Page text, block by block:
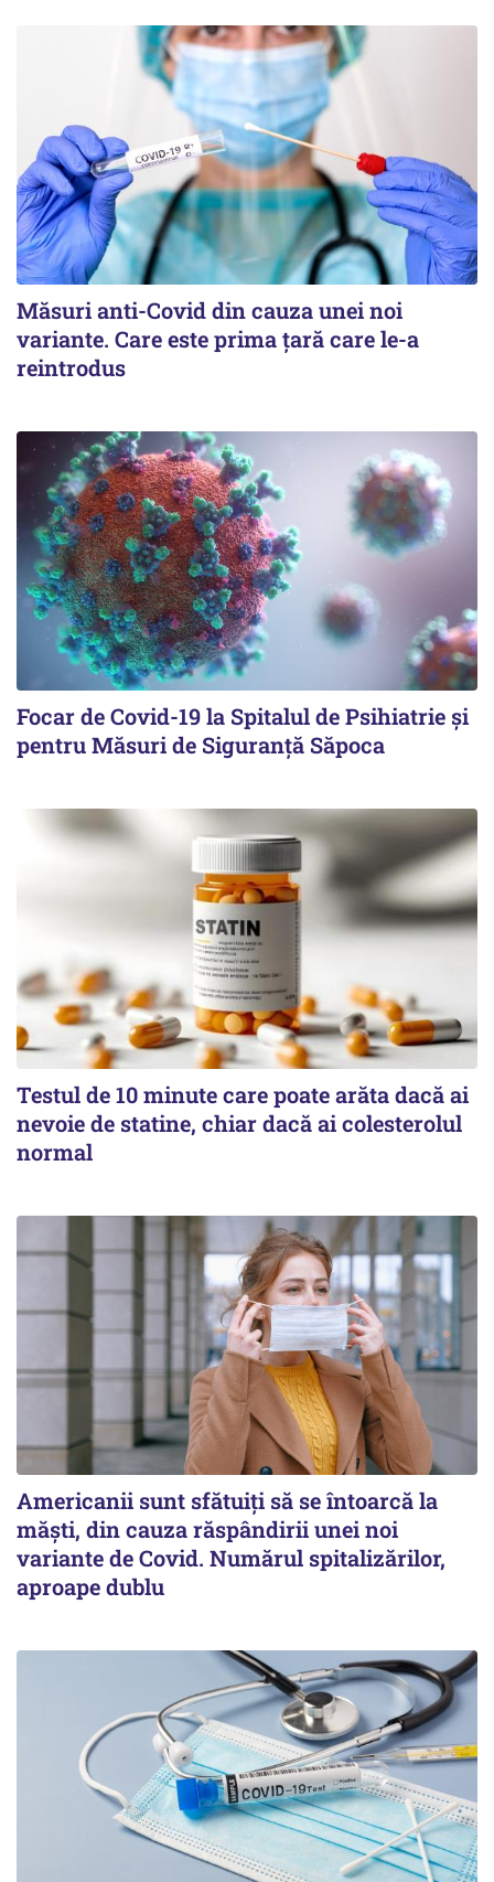
Măsuri anti-Covid din cauza unei noi
variante. Care este prima țară care le-a
reintrodus
Focar de Covid-19 la Spitalul de Psihiatrie şi
pentru Măsuri de Siguranţă Săpoca
Testul de 10 minute care poate arăta dacă ai
nevoie de statine, chiar dacă ai colesterolul
normal
Americanii sunt sfătuiți să se întoarcă la
măști, din cauza răspândirii unei noi
variante de Covid. Numărul spitalizărilor,
aproape dublu